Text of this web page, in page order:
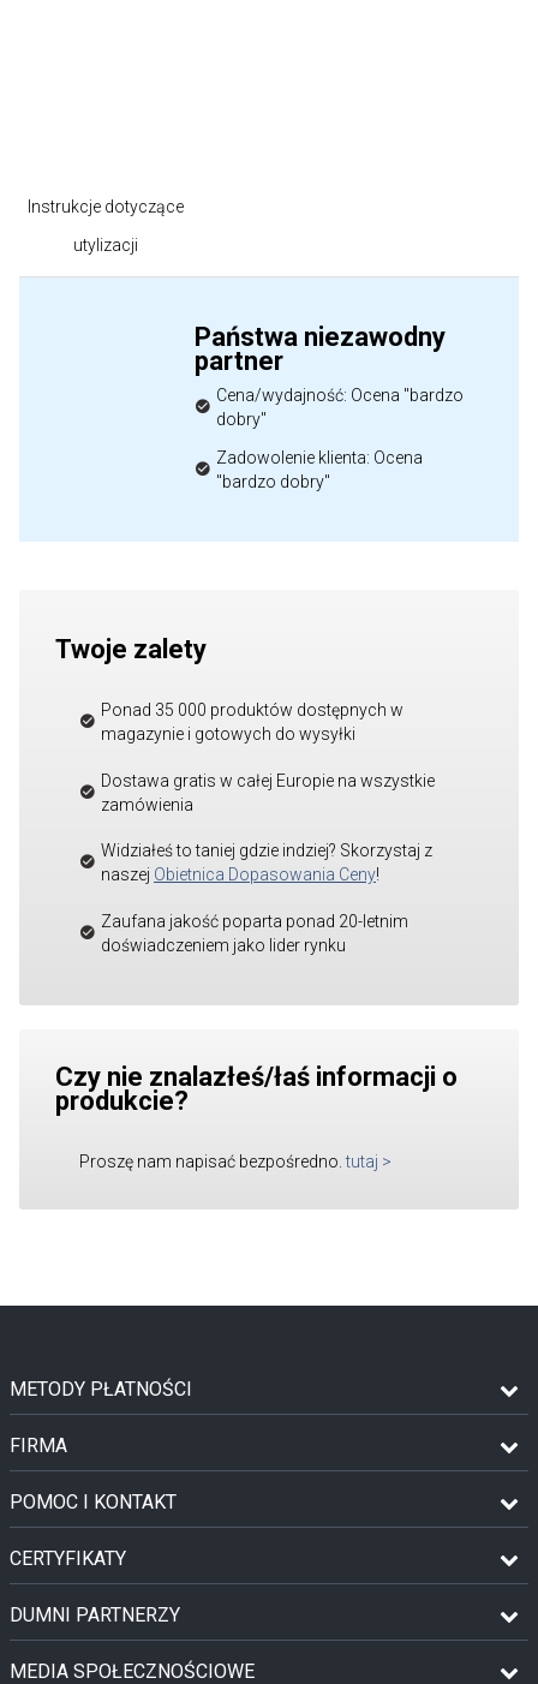
Instrukcje dotyczące
utylizacji
Państwa niezawodny
partner
Cena/wydajność: Ocena "bardzo
dobry"
Zadowolenie klienta: Ocena
"bardzo dobry"
Twoje zalety
Ponad 35 000 produktów dostępnych w
magazynie i gotowych do wysyłki
Dostawa gratis w całej Europie na wszystkie
zamówienia
Widziałeś to taniej gdzie indziej? Skorzystaj z
naszej Obietnica Dopasowania Ceny!
Zaufana jakość poparta ponad 20-letnim
doświadczeniem jako lider rynku
Czy nie znalazłeś/łaś informacji o
produkcie?
Proszę nam napisać bezpośredno. tutaj >
METODY PŁATNOŚCI
FIRMA
POMOC I KONTAKT
CERTYFIKATY
DUMNI PARTNERZY
MEDIA SPOŁECZNOŚCIOWE